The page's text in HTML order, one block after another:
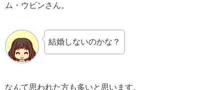
ム・ウビンさん。
結婚しないのかな？
なんて思われた方も多いと思います。